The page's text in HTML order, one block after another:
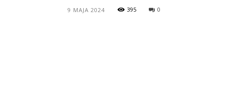
9 MAJA 2024 395 0